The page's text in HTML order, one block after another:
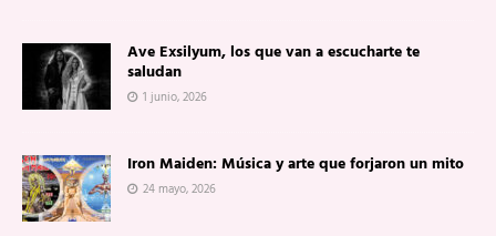
Ave Exsilyum, los que van a escucharte te
saludan
1 junio, 2026
Iron Maiden: Música y arte que forjaron un mito
24 mayo, 2026